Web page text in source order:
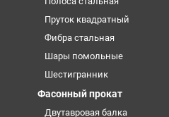
Пруток квадратный
Фибра стальная
Шары помольные
Шестигранник
Фасонный прокат
Двутавровая балка